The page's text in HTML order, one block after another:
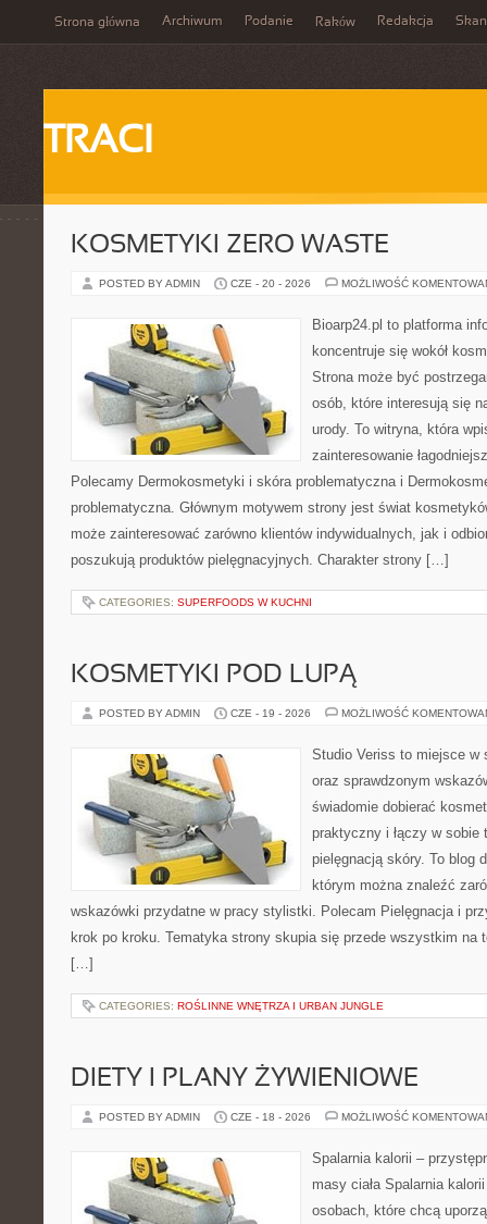
Strona główna Archiwum Podanie Raków Redakcja
TRACI
KOSMETYKI ZERO WASTE
POSTED BY ADMIN CZE - 20 - 2026 MOŻLIWOŚĆ
Bioarp24.pl to platforma
koncentruje się wokół
Strona może być
osób, które interesują się
urody. To witryna, która
zainteresowanie
Polecamy Dermokosmetyki i skóra problematyczna i
problematyczna. Głównym motywem strony jest świat
może zainteresować zarówno klientów indywidualnych, jak i
poszukują produktów pielęgnacyjnych. Charakter strony […]
CATEGORIES: SUPERFOODS W KUCHNI
KOSMETYKI POD LUPĄ
POSTED BY ADMIN CZE - 19 - 2026 MOŻLIWOŚĆ
Studio Veriss to miejsce w
oraz sprawdzonym
świadomie dobierać
praktyczny i łączy w sobie
pielęgnacją skóry. To blog
którym można znaleźć
wskazówki przydatne w pracy stylistki. Polecam Pielęgnacja i
krok po kroku. Tematyka strony skupia się przede wszystkim na
[…]
CATEGORIES: ROŚLINNE WNĘTRZA I URBAN JUNGLE
DIETY I PLANY ŻYWIENIOWE
POSTED BY ADMIN CZE - 18 - 2026 MOŻLIWOŚĆ
Spalarnia kalorii –
masy ciała Spalarnia
osobach, które chcą